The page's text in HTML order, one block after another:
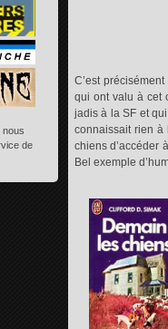
C’est
qui ont valu à cet
jadis à la SF et
connaissait rien à
chiens d’accéder
Bel exemple
nous
de